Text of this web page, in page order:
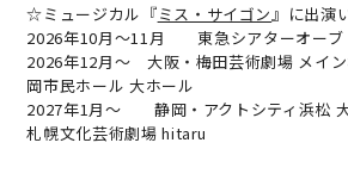
☆ミュージカル『ミス・サイゴン』に出演
2026年10月～11月 東急シアターオーブ
2026年12月～ 大阪・梅田芸術劇場 メ
岡市民ホール 大ホール
2027年1月～ 静岡・アクトシティ浜松
札幌文化芸術劇場 hitaru